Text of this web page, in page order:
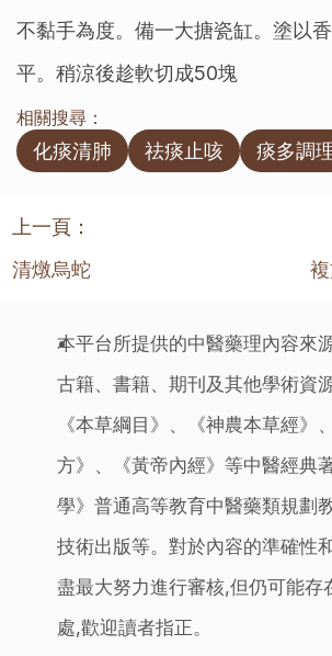
不黏手為度。備一大搪瓷缸。塗以
平。稍涼後趁軟切成50塊
相關搜尋：
化痰清肺 祛痰止咳 痰多調
上一頁：
清燉烏蛇
本平台所提供的中醫藥理內容來
古籍、書籍、期刊及其他學術資
《本草綱目》、《神農本草經》
方》、《黃帝內經》等中醫經典
學》普通高等教育中醫藥類規劃
技術出版等。對於內容的準確性
盡最大努力進行審核,但仍可能存
處,歡迎讀者指正。